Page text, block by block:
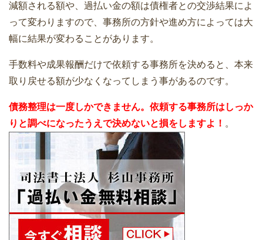
減額される額や、過払い金の額は債権者との交渉結果によ
って変わりますので、事務所の方針や進め方によっては大
幅に結果が変わることがあります。
手数料や成果報酬だけで依頼する事務所を決めると、本来
取り戻せる額が少なくなってしまう事があるのです。
債務整理は一度しかできません。依頼する事務所はしっか
りと調べになったうえで決めないと損をしますよ！ 。